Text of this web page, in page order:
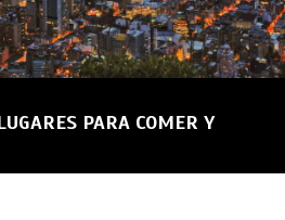
PARA COMER Y